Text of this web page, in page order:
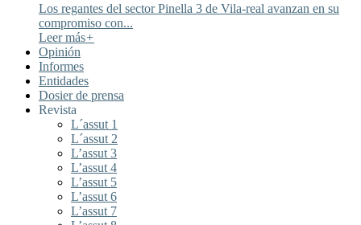
Los regantes del sector Pinella 3 de Vila-real avanzan en su
compromiso con...
Leer más+
Opinión
Informes
Entidades
Dosier de prensa
Revista
L´assut 1
L´assut 2
L’assut 3
L’assut 4
L’assut 5
L’assut 6
L’assut 7